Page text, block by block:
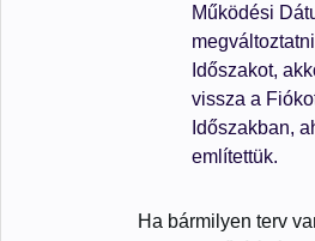
Működési
Időszakot,
vissza a
Időszakban,
említettük.
Ha bármilyen terv